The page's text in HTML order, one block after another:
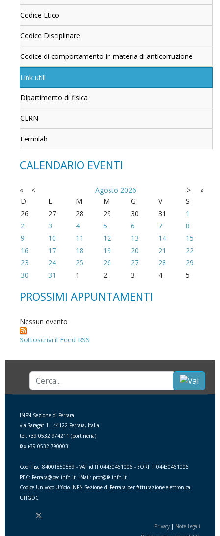
Codice Etico
Codice Disciplinare
Codice di comportamento in materia di anticorruzione
Link utili
Dipartimento di fisica
CERN
Fermilab
CALENDARIO EVENTI
« < Agosto 2026 >
»
D
L M M G V
S
26
27 28 29 30 31
1
2
3 4 5 6 7
8
9
10 11 12 13 14
15
16
17 18 19 20 21
22
23
24 25 26 27 28
29
30
31 1 2 3 4 5
PROSSIMI APPUNTAMENTI
Nessun evento
Sottoscrivi il Feed RSS
Cerca...
INFN Sezione di Ferrara
via Saragat 1 - 44122 Ferrara, Italia
tel. +39 0532 974211 (portineria)
fax +39 0532 790003
Cod. Fisc. 84001850589 - VAT id IT 04430461006 - EORI: IT04430461006
PEC: Ferrara@pec.infn.it - Mail: prot@fe.infn.it
Codice Univoco Ufficio INFN Sezione di Ferrara per fatturazione elettronica:
UITGDC
Privacy | Note Legali